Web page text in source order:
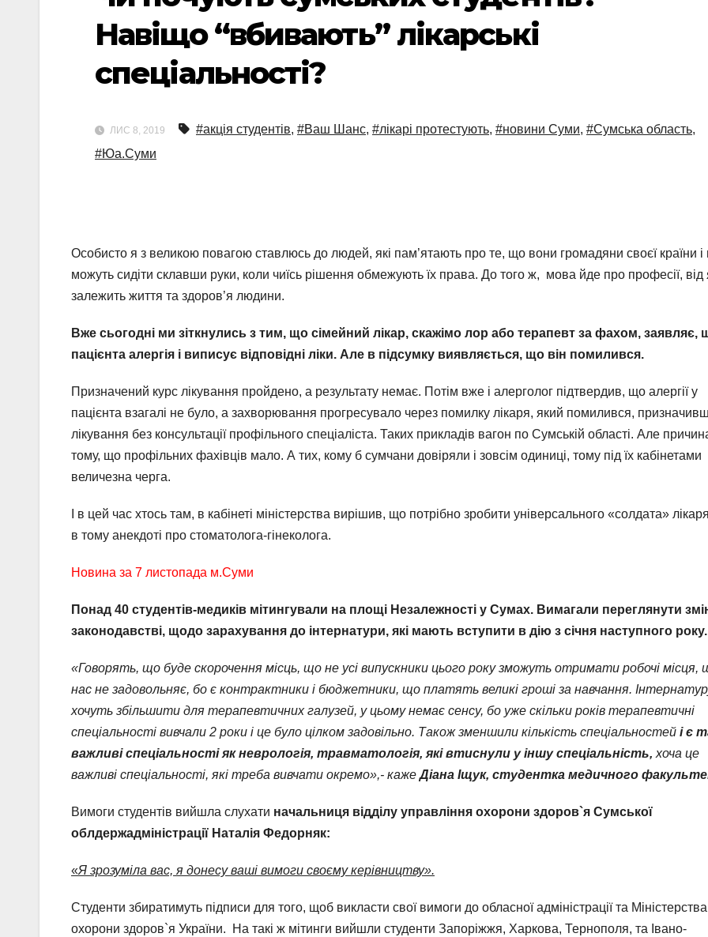
Навіщо “вбивають” лікарські
спеціальності?
ЛИС 8, 2019 #акція студентів, #Ваш Шанс, #лікарі протестують, #новини Суми, #Сумська область,
#Юа.Суми
Особисто я з великою повагою ставлюсь до людей, які пам’ятають про те, що вони громадяни своєї країни і
можуть сидіти склавши руки, коли чиїсь рішення обмежують їх права. До того ж, мова йде про професії, від
залежить життя та здоров’я людини.
Вже сьогодні ми зіткнулись з тим, що сімейний лікар, скажімо лор або терапевт за фахом, заявляє,
пацієнта алергія і виписує відповідні ліки. Але в підсумку виявляється, що він помилився.
Призначений курс лікування пройдено, а результату немає. Потім вже і алерголог підтвердив, що алергії у
пацієнта взагалі не було, а захворювання прогресувало через помилку лікаря, який помилився,
лікування без консультації профільного спеціаліста. Таких прикладів вагон по Сумській області. Але
тому, що профільних фахівців мало. А тих, кому б сумчани довіряли і зовсім одиниці, тому під їх кабінетами
величезна черга.
І в цей час хтось там, в кабінеті міністерства вирішив, що потрібно зробити універсального «солдата»
в тому анекдоті про стоматолога-гінеколога.
Новина за 7 листопада м.Суми
Понад 40 студентів-медиків мітингували на площі Незалежності у Сумах. Вимагали переглянути
законодавстві, щодо зарахування до інтернатури, які мають вступити в дію з січня наступного року.
«Говорять, що буде скорочення місць, що не усі випускники цього року зможуть отримати робочі місця,
нас не задовольняє, бо є контрактники і бюджетники, що платять великі гроші за навчання.
хочуть збільшити для терапевтичних галузей, у цьому немає сенсу, бо уже скільки років терапевтичні
спеціальності вивчали 2 роки і це було цілком задовільно. Також зменшили кількість спеціальностей і є
важливі спеціальності як неврологія, травматологія, які втиснули у іншу спеціальність, хоча це
важливі спеціальності, які треба вивчати окремо»,- кажеДіана Іщук, студентка медичного
Вимоги студентів вийшла слухати начальниця відділу управління охорони здоров`я Сумської
облдержадміністрації Наталія Федорняк:
«Я зрозуміла вас, я донесу ваші вимоги своєму керівництву».
Студенти збиратимуть підписи для того, щоб викласти свої вимоги до обласної адміністрації та Міністерства
охорони здоров`я України. На такі ж мітинги вийшли студенти Запоріжжя, Харкова, Тернополя, та Івано-